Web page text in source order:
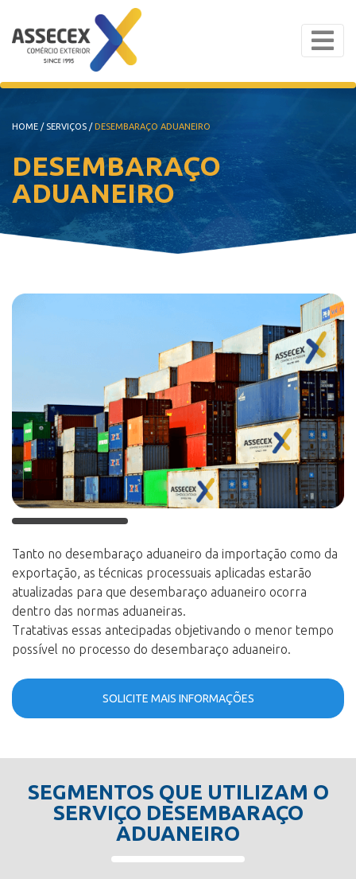
HOME / SERVIÇOS /DESEMBARAÇO ADUANEIRO
DESEMBARAÇO
ADUANEIRO
Tanto no desembaraço aduaneiro da importação como da
exportação, as técnicas processuais aplicadas estarão
atualizadas para que desembaraço aduaneiro ocorra
dentro das normas aduaneiras.
Tratativas essas antecipadas objetivando o menor tempo
possível no processo do desembaraço aduaneiro.
SOLICITE MAIS INFORMAÇÕES
SEGMENTOS QUE UTILIZAM O
SERVIÇO DESEMBARAÇO
ADUANEIRO